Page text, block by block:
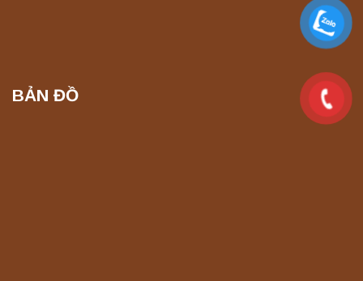
chính hãng – Thiết bị chưng cất mẫu nước
Máy chưng cất tự động YDL-08 Yonglekang
chính hãng – Thiết bị chưng cất mẫu nước
BẢN ĐỒ